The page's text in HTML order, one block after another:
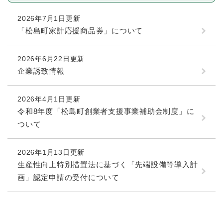
2026年7月1日更新
「松島町家計応援商品券」について
2026年6月22日更新
企業誘致情報
2026年4月1日更新
令和8年度「松島町創業者支援事業補助金制度」に
ついて
2026年1月13日更新
生産性向上特別措置法に基づく「先端設備等導入計
画」認定申請の受付について